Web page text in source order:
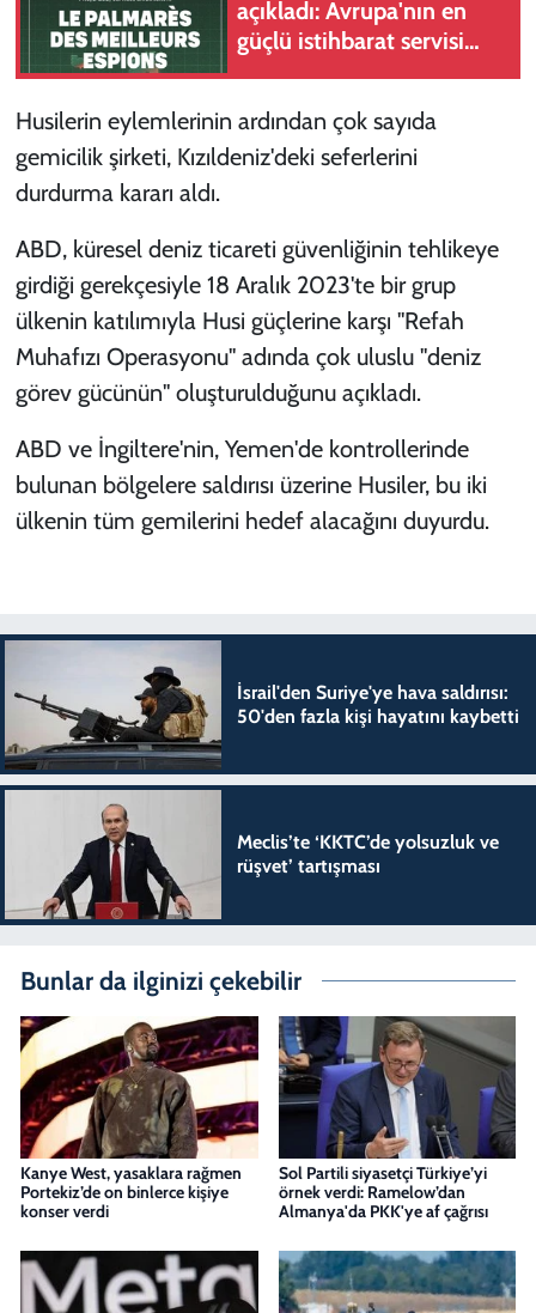
açıkladı: Avrupa'nın en
güçlü istihbarat servisi
Husilerin eylemlerinin ardından çok sayıda
gemicilik şirketi, Kızıldeniz'deki seferlerini
durdurma kararı aldı.
ABD, küresel deniz ticareti güvenliğinin tehlikeye
girdiği gerekçesiyle 18 Aralık 2023'te bir grup
ülkenin katılımıyla Husi güçlerine karşı "Refah
Muhafızı Operasyonu" adında çok uluslu "deniz
görev gücünün" oluşturulduğunu açıkladı.
ABD ve İngiltere'nin, Yemen'de kontrollerinde
bulunan bölgelere saldırısı üzerine Husiler, bu iki
ülkenin tüm gemilerini hedef alacağını duyurdu.
İsrail'den Suriye'ye hava saldırısı:
50'den fazla kişi hayatını kaybetti
Meclis’te ‘KKTC’de yolsuzluk ve
rüşvet’ tartışması
Bunlar da ilginizi çekebilir
Kanye West, yasaklara rağmen
Portekiz’de on binlerce kişiye
konser verdi
Sol Partili siyasetçi Türkiye’yi
örnek verdi: Ramelow’dan
Almanya'da PKK'ye af çağrısı